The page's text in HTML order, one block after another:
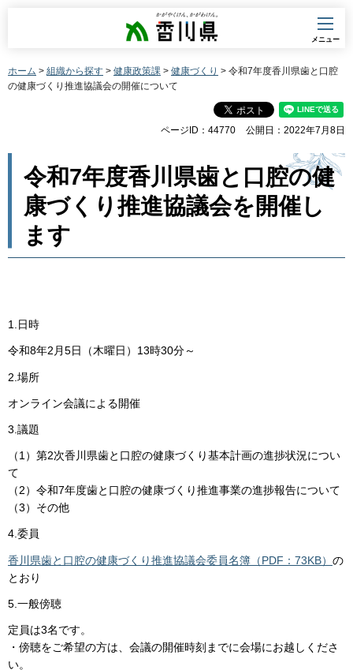
香川県
メニュー
ホーム > 組織から探す > 健康政策課 > 健康づくり > 令和7年度香川県歯と口腔
の健康づくり推進協議会の開催について
ページID：44770 公開日：2022年7月8日
令和7年度香川県歯と口腔の健
康づくり推進協議会を開催し
ます
1.日時
令和8年2月5日（木曜日）13時30分～
2.場所
オンライン会議による開催
3.議題
（1）第2次香川県歯と口腔の健康づくり基本計画の進捗状況につい
て
（2）令和7年度歯と口腔の健康づくり推進事業の進捗報告について
（3）その他
4.委員
香川県歯と口腔の健康づくり推進協議会委員名簿（PDF：73KB） の
とおり
5.一般傍聴
定員は3名です。
・傍聴をご希望の方は、会議の開催時刻までに会場にお越しくださ
い。